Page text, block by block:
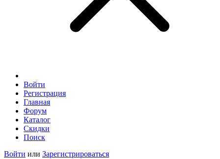
Войти
Регистрация
Главная
Форум
Каталог
Скидки
Поиск
Войти или Зарегистрироваться